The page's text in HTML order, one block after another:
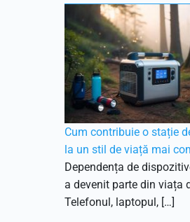
Cum contribuie o stație
la un stil de viață mai
Dependența de
a devenit parte din viața
Telefonul, laptopul, […]